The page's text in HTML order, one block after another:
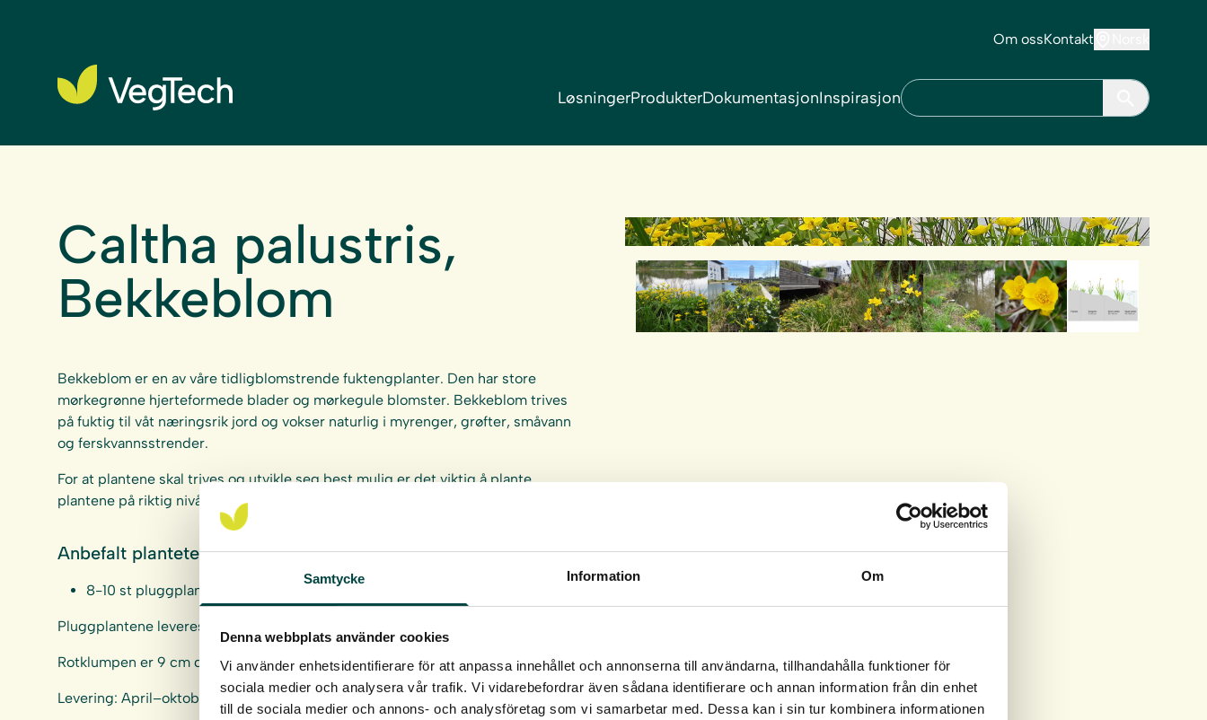
Samtycke Information Om
Denna webbplats använder cookies
Vi använder enhetsidentifierare för att anpassa innehållet och annonserna till användarna, tillhandahålla funktioner för
sociala medier och analysera vår trafik. Vi vidarebefordrar även sådana identifierare och annan information från din enhet
till de sociala medier och annons- och analysföretag som vi samarbetar med. Dessa kan i sin tur kombinera informationen
Om ossKontakt
LøsningerProdukterDokumentasjonInspirasjon
Caltha palustris,
Bekkeblom
Bekkeblom er en av våre tidligblomstrende fuktengplanter. Den har store
mørkegrønne hjerteformede blader og mørkegule blomster. Bekkeblom trives
på fuktig til våt næringsrik jord og vokser naturlig i myrenger, grøfter, småvann
og ferskvannsstrender.
For at plantene skal trives og utvikle seg best mulig er det viktig å plante
plantene på riktig nivå i forhold til vannets middelhøyde. Se
Anbefalt plantetetthet:
8-10 st pluggplantor per kvm.
Pluggplantene leveres i hele brett à 40 stk.
Rotklumpen er 9 cm dyp og 4 cm i diameter, rotvolum 93 cm³.
Levering: April–oktober